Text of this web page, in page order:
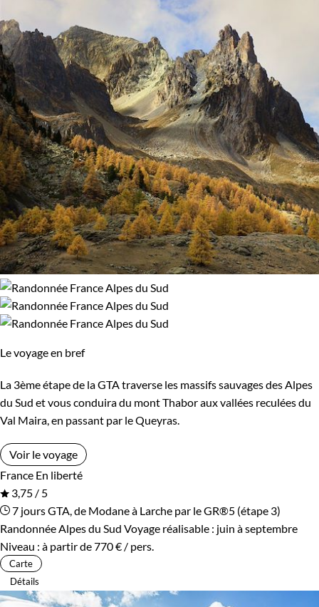
Le voyage en bref
La 3ème étape de la GTA traverse les massifs sauvages des Alpes
du Sud et vous conduira du mont Thabor aux vallées reculées du
Val Maira, en passant par le Queyras.
Voir le voyage
France En liberté
3,75 / 5
7 joursGTA, de Modane à Larche par le GR®5 (étape 3)
Randonnée Alpes du Sud Voyage réalisable : juin à septembre
Niveau : à partir de770 € / pers.
Carte
Détails